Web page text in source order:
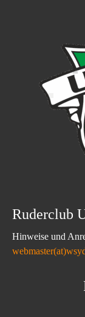
Ruderclub
Hinweise und